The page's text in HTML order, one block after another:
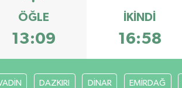
ÖĞLE
13:09
İKINDI
16:58
DAZKIRI DİNAR EMİRDAĞ